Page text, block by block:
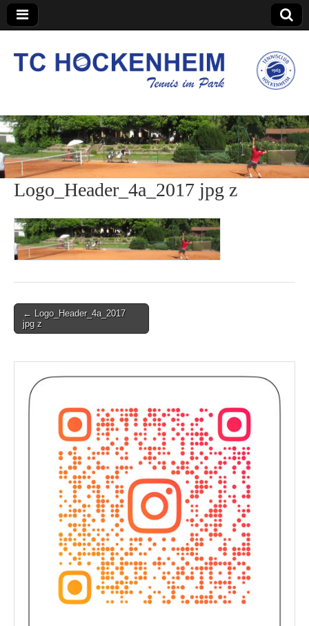
TC Hockenheim
Logo_Header_4a_2017 jpg z
Post
navigation
← Logo_Header_4a_2017
jpg z